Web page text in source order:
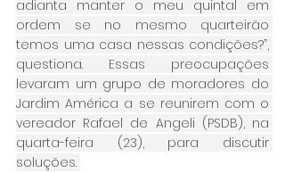
adianta manter o meu quintal em
ordem se no mesmo quarteirão
temos uma casa nessas condições?”,
questiona. Essas preocupações
levaram um grupo de moradores do
Jardim América a se reunirem com o
vereador Rafael de Angeli (PSDB), na
quarta-feira (23), para discutir
soluções.